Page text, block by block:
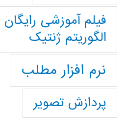
فیلم آموزشی
الگوریتم ژنتیک
نرم افزار مطلب
پردازش تصویر